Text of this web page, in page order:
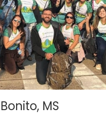
Bonito, MS